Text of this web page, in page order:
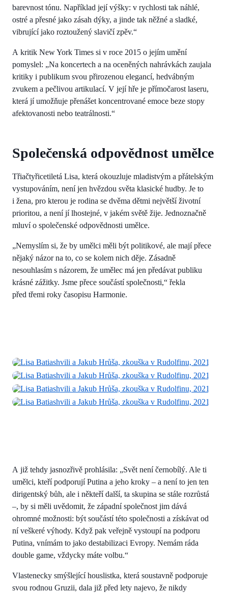
barevnost tónu. Například její výšky: v rychlosti tak náhlé,
ostré a přesné jako zásah dýky, a jinde tak něžné a sladké,
vibrující jako roztoužený slavičí zpěv.“
A kritik New York Times si v roce 2015 o jejím umění
pomyslel: „Na koncertech a na oceněných nahrávkách zaujala
kritiky i publikum svou přirozenou elegancí, hedvábným
zvukem a pečlivou artikulací. V její hře je přímočarost laseru,
která jí umožňuje přenášet koncentrované emoce beze stopy
afektovanosti nebo teatrálnosti.“
Společenská odpovědnost umělce
Třiačtyřicetiletá Lisa, která okouzluje mladistvým a přátelským
vystupováním, není jen hvězdou světa klasické hudby. Je to
i žena, pro kterou je rodina se dvěma dětmi největší životní
prioritou, a není jí lhostejné, v jakém světě žije. Jednoznačně
mluví o společenské odpovědnosti umělce.
„Nemyslím si, že by umělci měli být politikové, ale mají přece
nějaký názor na to, co se kolem nich děje. Zásadně
nesouhlasím s názorem, že umělec má jen předávat publiku
krásné zážitky. Jsme přece součástí společnosti,“ řekla
před třemi roky časopisu Harmonie.
A již tehdy jasnozřivě prohlásila: „Svět není černobílý. Ale ti
umělci, kteří podporují Putina a jeho kroky – a není to jen ten
dirigentský bůh, ale i někteří další, ta skupina se stále rozrůstá
–, by si měli uvědomit, že západní společnost jim dává
ohromné možnosti: být součástí této společnosti a získávat od
ní veškeré výhody. Když pak veřejně vystoupí na podporu
Putina, vnímám to jako destabilizaci Evropy. Nemám ráda
double game, vždycky máte volbu.“
Vlastenecky smýšlející houslistka, která soustavně podporuje
svou rodnou Gruzii, dala již před lety najevo, že nikdy